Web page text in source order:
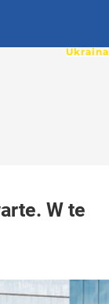
W te